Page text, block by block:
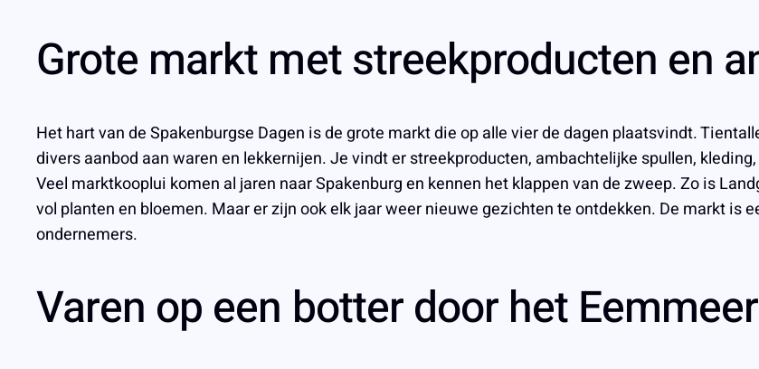
Grote markt met streekproducten en
Het hart van de Spakenburgse Dagen is de grote markt die op alle vier de dagen plaatsvindt.
divers aanbod aan waren en lekkernijen. Je vindt er streekproducten, ambachtelijke spullen,
Veel marktkooplui komen al jaren naar Spakenburg en kennen het klappen van de zweep. Zo is
vol planten en bloemen. Maar er zijn ook elk jaar weer nieuwe gezichten te ontdekken. De markt is
ondernemers.
Varen op een botter door het Eemmeer